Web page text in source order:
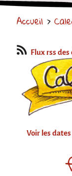
Les
Partenaires
Spectacles
En tournée
BLANC
Courbatures
L'âne &
Accueil >
Flux rss
Voir les